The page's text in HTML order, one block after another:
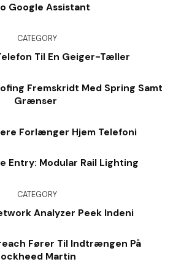
Google Assistant
CATEGORY
Til En Geiger-Tæller
Fremskridt Med Spring Samt
Grænser
Forlænger Hjem Telefoni
Entry: Modular Rail Lighting
CATEGORY
Analyzer Peek Indeni
Fører Til Indtrængen På
Martin